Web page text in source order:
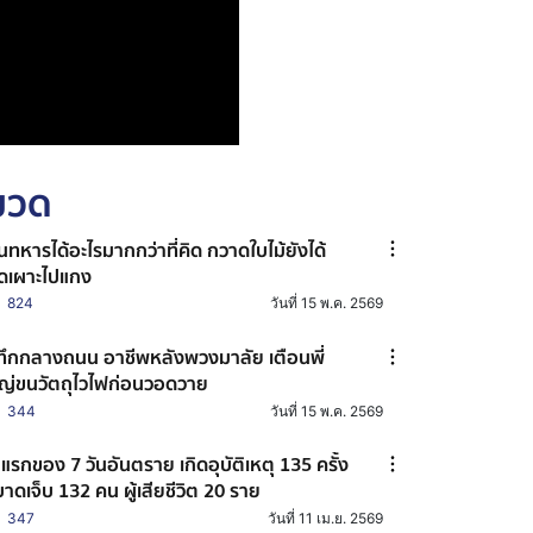
ด
ทหารได้อะไรมากกว่าที่คิด กวาดใบไม้ยังได้
เผาะไปแกง
824 วันที่ 15 พ.ค. 2569
กกลางถนน อาชีพหลังพวงมาลัย เตือนพี่
ขนวัตถุไวไฟก่อนวอดวาย
344 วันที่ 15 พ.ค. 2569
รกของ 7 วันอันตราย เกิดอุบัติเหตุ 135 ครั้ง
ดเจ็บ 132 คน ผู้เสียชีวิต 20 ราย
347 วันที่ 11 เม.ย. 2569